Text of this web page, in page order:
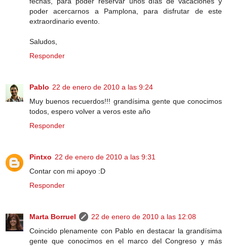
poder acercarnos a Pamplona, para disfrutar de este
extraordinario evento.
Saludos,
Responder
Pablo 22 de enero de 2010 a las 9:24
Muy buenos recuerdos!!! grandísima gente que conocimos
todos, espero volver a veros este año
Responder
Pintxo 22 de enero de 2010 a las 9:31
Contar con mi apoyo :D
Responder
Marta Borruel
22 de enero de 2010 a las 12:08
Coincido plenamente con Pablo en destacar la grandísima
gente que conocimos en el marco del Congreso y más